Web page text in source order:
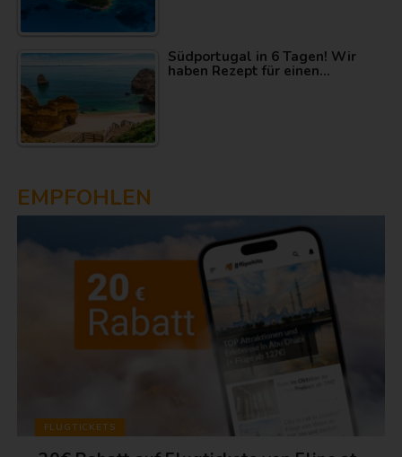
Südportugal in 6 Tagen! Wir
haben Rezept für einen…
EMPFOHLEN
FLUGTICKETS